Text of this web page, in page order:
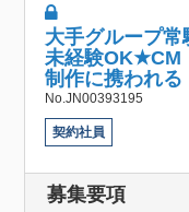
大手グループ
未経験OK★CM
制作に携われる
No.JN00393195
契約社員
募集要項